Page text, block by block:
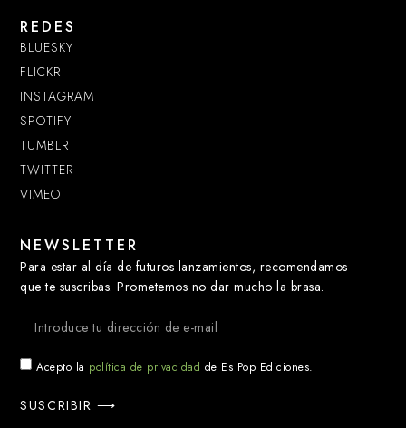
REDES
BLUESKY
FLICKR
INSTAGRAM
SPOTIFY
TUMBLR
TWITTER
VIMEO
NEWSLETTER
Para estar al día de futuros lanzamientos, recomendamos
que te suscribas. Prometemos no dar mucho la brasa.
Acepto la política de privacidad de Es Pop Ediciones.
SUSCRIBIR ⟶